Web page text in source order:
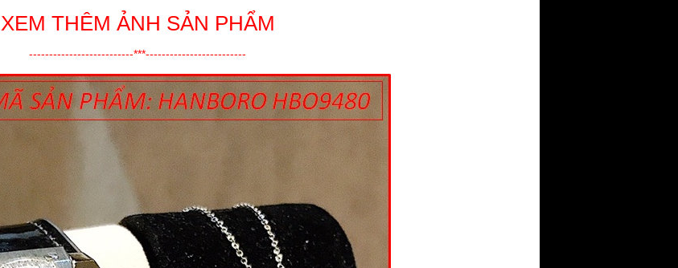
XEM THÊM ẢNH SẢN PHẨM
--------------------------***-------------------------